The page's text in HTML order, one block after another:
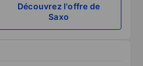
Découvrez l'offre de
Saxo